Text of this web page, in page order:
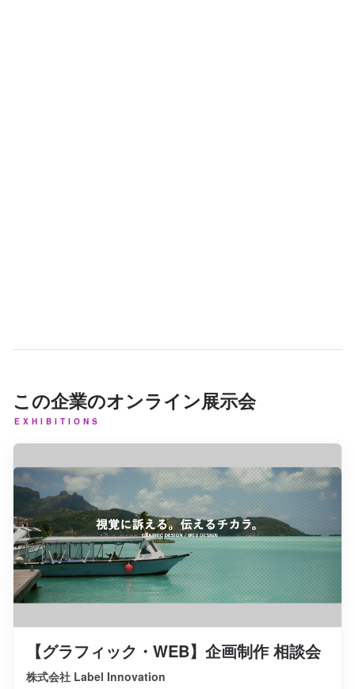
この企業のオンライン展示会
EXHIBITIONS
【グラフィック・WEB】企画制作 相談会
株式会社 Label Innovation